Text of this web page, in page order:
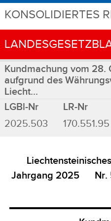
KONSOLIDIERTES
Kundmachung vom
aufgrund des
Liecht...
LGBl-Nr
LR-Nr
2025.503
170.551.95